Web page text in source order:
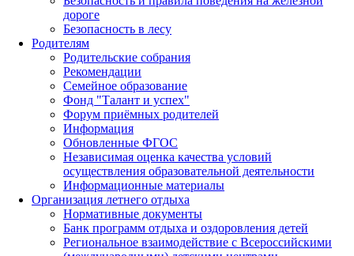
дороге
Безопасность в лесу
Родителям
Родительские собрания
Рекомендации
Семейное образование
Фонд "Талант и успех"
Форум приёмных родителей
Информация
Обновленные ФГОС
Независимая оценка качества условий
осуществления образовательной деятельности
Информационные материалы
Организация летнего отдыха
Нормативные документы
Банк программ отдыха и оздоровления детей
Региональное взаимодействие с Всероссийскими